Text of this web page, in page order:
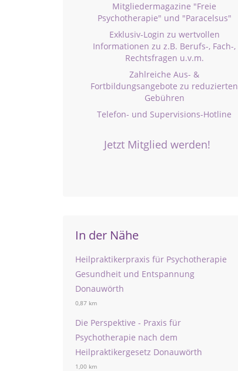
Mitgliedermagazine "Freie
Psychotherapie" und "Paracelsus"
Exklusiv-Login zu wertvollen
Informationen zu z.B. Berufs-, Fach-,
Rechtsfragen u.v.m.
Zahlreiche Aus- &
Fortbildungsangebote zu reduzierten
Gebühren
Telefon- und Supervisions-Hotline
Jetzt Mitglied werden!
In der Nähe
Heilpraktikerpraxis für Psychotherapie
Gesundheit und Entspannung
Donauwörth
0,87 km
Die Perspektive - Praxis für
Psychotherapie nach dem
Heilpraktikergesetz Donauwörth
1,00 km